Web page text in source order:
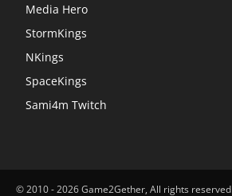
Media Hero
StormKings
NKings
SpaceKings
Sami4m Twitch
© 2010 - 2026 Game2Gether, All rights reserved